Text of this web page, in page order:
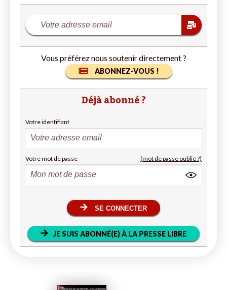
Vous préférez nous soutenir directement ?
ABONNEZ-VOUS !
Déjà abonné ?
Votre identifiant
Votre mot de passe (mot de passe oublié ?)
SE CONNECTER
JE SUIS ABONNÉ(E) À LA PRESSE LIBRE